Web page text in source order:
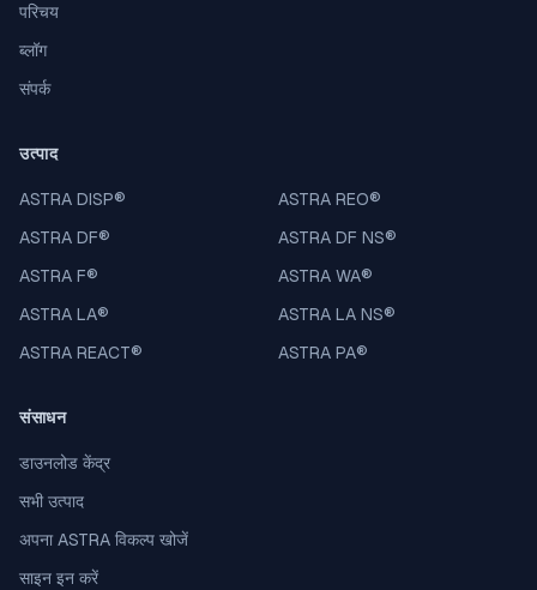
परिचय
ब्लॉग
संपर्क
उत्पाद
ASTRA DISP® ASTRA REO®
ASTRA DF® ASTRA DF NS®
ASTRA F® ASTRA WA®
ASTRA LA® ASTRA LA NS®
ASTRA REACT® ASTRA PA®
संसाधन
डाउनलोड केंद्र
सभी उत्पाद
अपना ASTRA विकल्प खोजें
साइन इन करें